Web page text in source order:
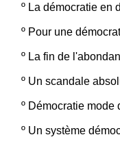
º La démocratie en
º Pour une
º La fin de
º Un scandale
º Démocratie mode
º Un système